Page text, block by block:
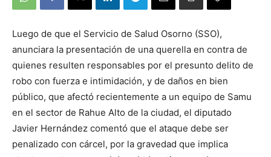
Luego de que el Servicio de Salud Osorno (SSO),
anunciara la presentación de una querella en contra de
quienes resulten responsables por el presunto delito de
robo con fuerza e intimidación, y de daños en bien
público, que afectó recientemente a un equipo de Samu
en el sector de Rahue Alto de la ciudad, el diputado
Javier Hernández comentó que el ataque debe ser
penalizado con cárcel, por la gravedad que implica